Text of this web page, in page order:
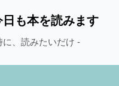
も本を読みます
、読みたいだけ -